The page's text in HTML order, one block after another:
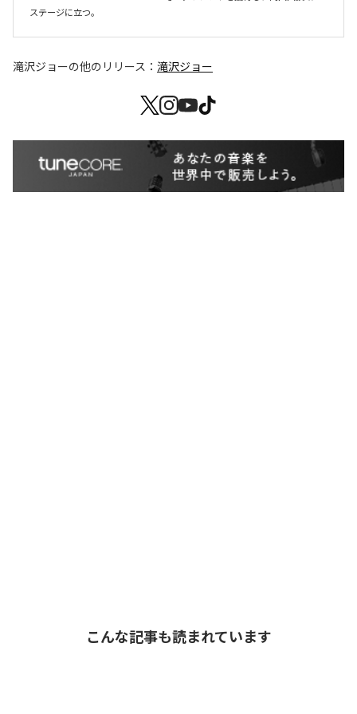
ステージに立つ。
滝沢ジョーの他のリリース： 滝沢ジョー
こんな記事も読まれています